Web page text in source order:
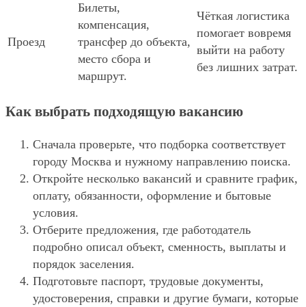
Проезд
Билеты,
компенсация,
трансфер до объекта,
место сбора и
маршрут.
Чёткая логистика
помогает вовремя
выйти на работу
без лишних затрат.
Как выбрать подходящую вакансию
Сначала проверьте, что подборка соответствует
городу Москва и нужному направлению поиска.
Откройте несколько вакансий и сравните график,
оплату, обязанности, оформление и бытовые
условия.
Отберите предложения, где работодатель
подробно описал объект, сменность, выплаты и
порядок заселения.
Подготовьте паспорт, трудовые документы,
удостоверения, справки и другие бумаги, которые